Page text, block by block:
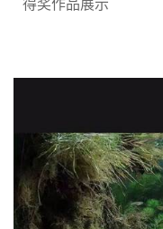
得奖作品展示